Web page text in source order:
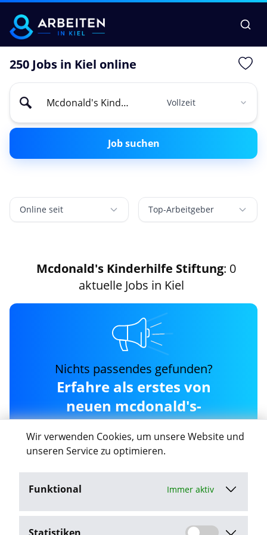
Wir verwenden Cookies, um unsere Website und
unseren Service zu optimieren.
Funktional Immer aktiv
250 Jobs in Kiel online
Job suchen
Online seit Top-Arbeitgeber
Mcdonald's Kinderhilfe Stiftung: 0
aktuelle Jobs in Kiel
Nichts passendes gefunden?
Erfahre als erstes von
neuen mcdonald's-
kinderhilfe-stiftung Jobs
in Kiel